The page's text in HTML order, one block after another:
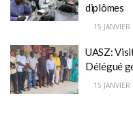
diplômes
15
UASZ:
Délégué
15